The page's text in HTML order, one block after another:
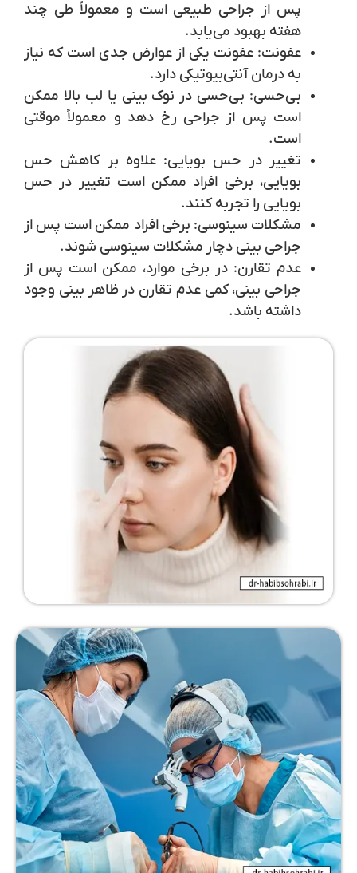
پس از جراحی طبیعی است و معمولاً طی چند
هفته بهبود می‌یابد.
عفونت:عفونت یکی از عوارض جدی است که نیاز
به درمان آنتی‌بیوتیکی دارد.
بی‌حسی:بی‌حسی در نوک بینی یا لب بالا ممکن
است پس از جراحی رخ دهد و معمولاً موقتی
است.
تغییر در حس بویایی:علاوه بر کاهش حس
بویایی، برخی افراد ممکن است تغییر در حس
بویایی را تجربه کنند.
مشکلات سینوسی:برخی افراد ممکن است پس از
جراحی بینی دچار مشکلات سینوسی شوند.
عدم تقارن:در برخی موارد، ممکن است پس از
جراحی بینی، کمی عدم تقارن در ظاهر بینی وجود
داشته باشد.